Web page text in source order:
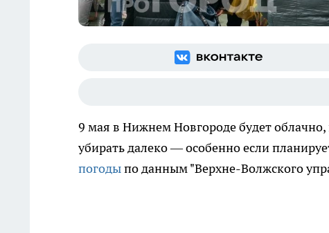
9 мая в Нижнем Новгороде будет
убирать далеко — особенно если
погодыпо данным "Верхне-Волжского